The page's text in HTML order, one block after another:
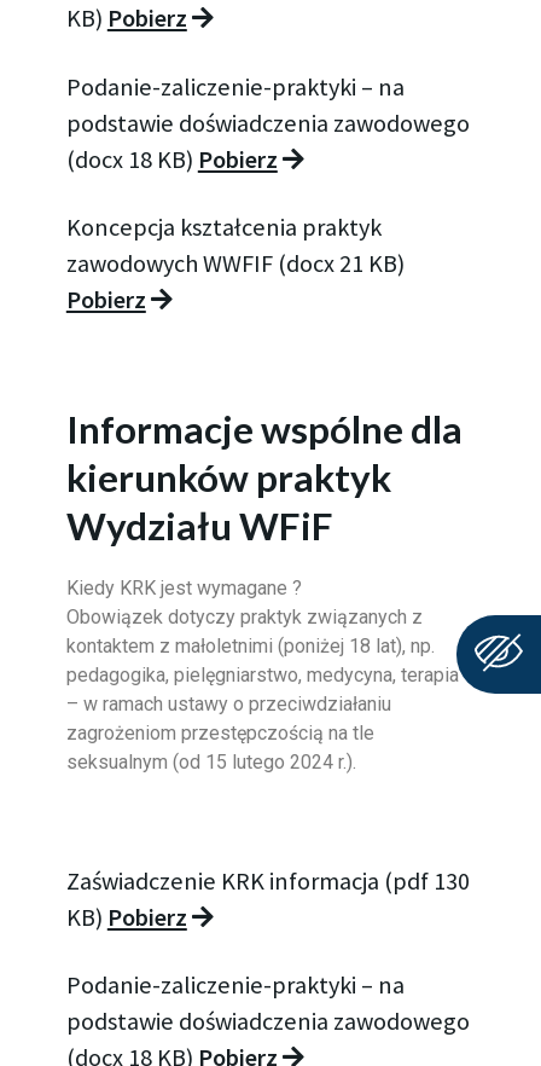
KB) Pobierz
Podanie-zaliczenie-praktyki – na
podstawie doświadczenia zawodowego
(docx 18 KB) Pobierz
Koncepcja kształcenia praktyk
zawodowych WWFIF (docx 21 KB)
Pobierz
Informacje wspólne dla
kierunków praktyk
Wydziału WFiF
Kiedy KRK jest wymagane ?
Obowiązek dotyczy praktyk związanych z
kontaktem z małoletnimi (poniżej 18 lat), np.
pedagogika, pielęgniarstwo, medycyna, terapia
– w ramach ustawy o przeciwdziałaniu
zagrożeniom przestępczością na tle
seksualnym (od 15 lutego 2024 r.).
Zaświadczenie KRK informacja (pdf 130
KB) Pobierz
Podanie-zaliczenie-praktyki – na
podstawie doświadczenia zawodowego
(docx 18 KB) Pobierz